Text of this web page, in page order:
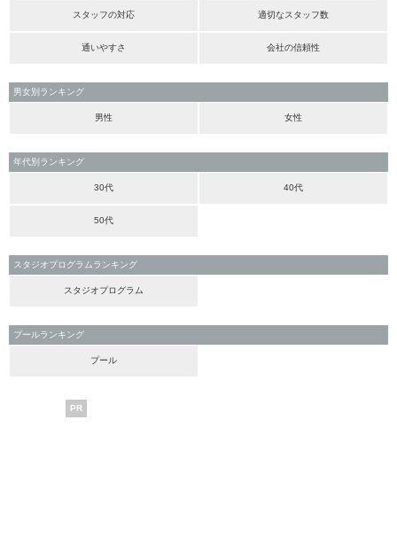
スタッフの対応 適切なスタッフ数
通いやすさ 会社の信頼性
男女別ランキング
男性 女性
年代別ランキング
30代 40代
50代
スタジオプログラムランキング
スタジオプログラム
プールランキング
プール
PR